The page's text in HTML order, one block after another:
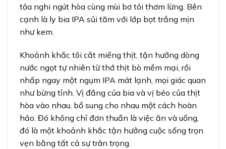
tỏa nghi ngút hòa cùng mùi bơ tỏi thơm lừng. Bên
cạnh là ly bia IPA sủi tăm với lớp bọt trắng mịn
như kem.
Khoảnh khắc tôi cắt miếng thịt, tận hưởng dòng
nước ngọt tự nhiên từ thớ thịt bò mềm mại, rồi
nhấp ngay một ngụm IPA mát lạnh, mọi giác quan
như bừng tỉnh. Vị đắng của bia và vị béo của thịt
hòa vào nhau, bổ sung cho nhau một cách hoàn
hảo. Đó không chỉ đơn thuần là việc ăn và uống,
đó là một khoảnh khắc tận hưởng cuộc sống trọn
vẹn bằng tất cả sự trân trọng.